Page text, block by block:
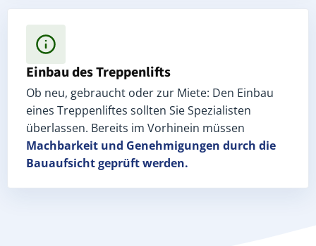
Einbau des Treppenlifts
Ob neu, gebraucht oder zur Miete: Den Einbau
eines Treppenliftes sollten Sie Spezialisten
überlassen. Bereits im Vorhinein müssen
Machbarkeit und Genehmigungen durch die
Bauaufsicht geprüft werden.